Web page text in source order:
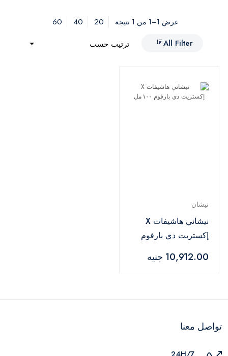
عرض 1–1 من 1 نتيجة 20
40
60
All Filter
ترتيب حسب
نيشان
نيشاني هاشيفات X
إكستريت دي بارفوم
10,912.00 جنيه
تواصل معنا